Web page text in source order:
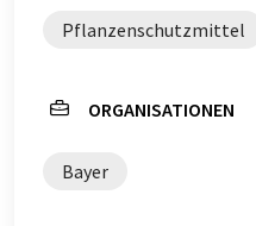
Pflanzenschutzmittel
ORGANISATIONEN
Bayer